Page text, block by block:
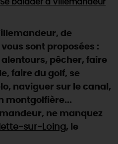
créatives
nique
?
DE VIVRE
de la Faïencerie de
parcours Baludik🕵️
de festivals 🎉
la nature en 2026
famille dans le Loiret !
"Loiret au fil de l'eau"
SE DÉPLACER
SERVICES
MAINTENANT
Se balader à Villemandeur
de
sont proposées :
pêcher, faire
faire du golf, se
naviguer sur le canal,
montgolfière...
ne manquez
sur-Loing, le